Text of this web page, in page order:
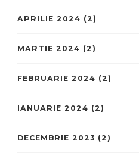
APRILIE 2024 (2)
MARTIE 2024 (2)
FEBRUARIE 2024 (2)
IANUARIE 2024 (2)
DECEMBRIE 2023 (2)